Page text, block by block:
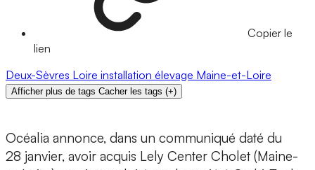
Copier le
lien
Deux-Sèvres Loire installation élevage Maine-et-Loire
Afficher plus de tags Cacher les tags (+)
Océalia annonce, dans un communiqué daté du
28 janvier, avoir acquis Lely Center Cholet (Maine-